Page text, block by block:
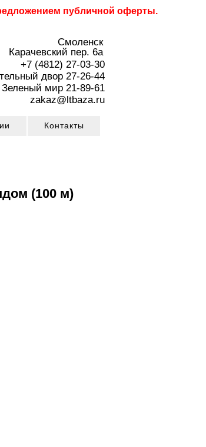
публичной оферты.
Смоленск
Карачевский пер. 6a
+7 (4812) 27-03-30
двор 27-26-44
Зеленый мир 21-89-61
zakaz@ltbaza.ru
Контакты
(100 м)